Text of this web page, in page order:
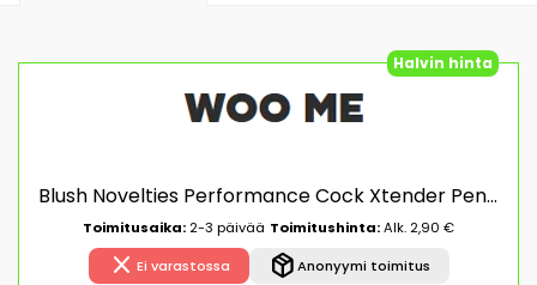
Halvin hinta
Blush Novelties Performance Cock Xtender Peniksen pidentäjä/sleeve
Toimitusaika: 2-3 päivää Toimitushinta:Alk. 2,90 €
close Ei varastossa package_2Anonyymi toimitus